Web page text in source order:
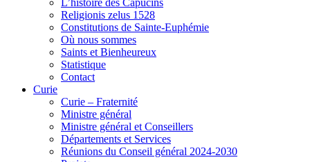
L’histoire des Capucins
Religionis zelus 1528
Constitutions de Sainte-Euphémie
Où nous sommes
Saints et Bienheureux
Statistique
Contact
Curie
Curie – Fraternité
Ministre général
Ministre général et Conseillers
Départements et Services
Réunions du Conseil général 2024-2030